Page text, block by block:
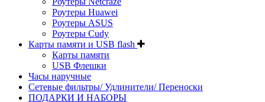
Роутеры Huawei
Роутеры ASUS
Роутеры Cudy
Карты памяти и USB flash
Карты памяти
USB Флешки
Часы наручные
Сетевые фильтры/ Удлинители/ Переноски
ПОДАРКИ И НАБОРЫ